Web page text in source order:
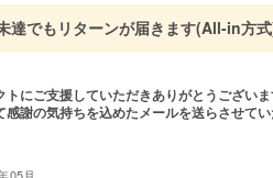
達でもリターンが届きます(All-in方
にご支援していただきありがとうございま
感謝の気持ちを込めたメールを送らさせて
05月